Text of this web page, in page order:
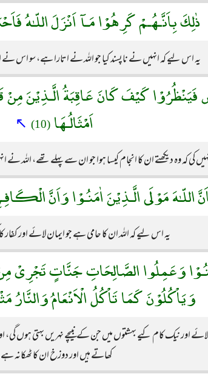
ذٰلِكَ بِاَنَّـهُـمْ كَرِهُوْا مَـآ اَنْزَلَ اللّـٰهُ
یہ اس لیے کہ انہیں نے ناپسند کیا جو اللہ نے اتارا ہے، سو
فَيَنْظُرُوْا كَيْفَ كَانَ عَاقِبَةُ الَّـذِيْنَ
اَمْثَالُـهَا (10)
↖
کی کہ وہ دیکھتے ان کا انجام کیسا ہوا جو ان سے پہلے تھے،
اللّـٰهَ مَوْلَى الَّـذِيْنَ اٰمَنُـوْا وَاَنَّ
یہ اس لیے کہ اللہ ان کا حامی ہے جو ایمان لائے اور کفار
وَعَمِلُوا الصَّالِحَاتِ جَنَّاتٍ تَجْرِىْ
وَيَاْكُلُوْنَ كَمَا تَاْكُلُ الْاَنْعَامُ وَالنَّارُ
اور نیک کام کیے بہشتوں میں جن کے نبیچے نہریں بہتی ہوں
کھاتے ہیں اور دوزخ ان کا ٹھکانہ